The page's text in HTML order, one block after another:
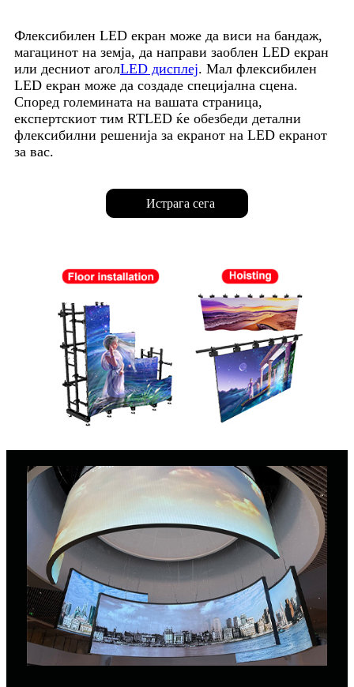
Флексибилен LED екран може да виси на бандаж,
магацинот на земја, да направи заоблен LED екран
или десниот аголLED дисплеј. Мал флексибилен
LED екран може да создаде специјална сцена.
Според големината на вашата страница,
експертскиот тим RTLED ќе обезбеди детални
флексибилни решенија за екранот на LED екранот
за вас.
Истрага сега